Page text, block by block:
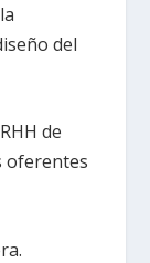
del
de
oferentes